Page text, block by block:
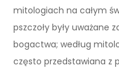
mitologiach na całym
pszczoły były uważane
bogactwa; według
często przedstawiana z